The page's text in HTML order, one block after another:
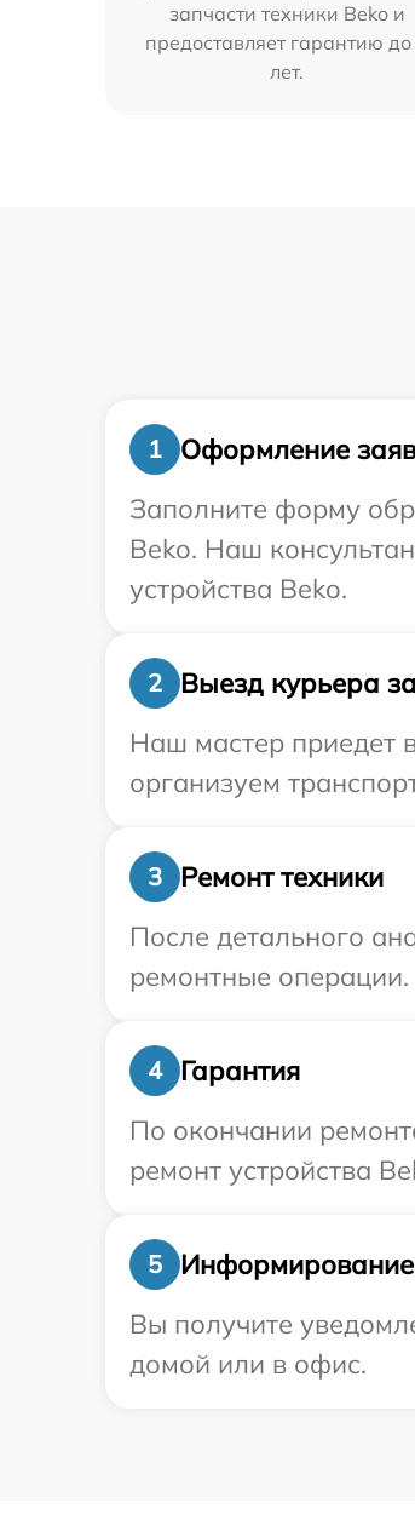
запчасти техники Beko и
предоставляет гарантию до
лет.
1
Оформление
Заполните форму
Beko. Наш
устройства Beko.
2
Выезд курьера
Наш мастер приедет
организуем
3
Ремонт техники
После детального
ремонтные операции.
4
Гарантия
По окончании
ремонт устройства
5
Информирование
Вы получите
домой или в офис.